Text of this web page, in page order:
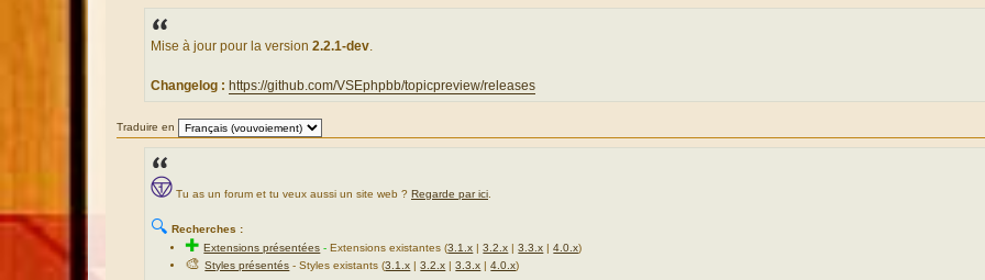
Mise à jour pour la version 2.2.1-dev.
Changelog : https://github.com/VSEphpbb/topicpreview/releases
Traduire en
Tu as un forum et tu veux aussi un site web ? Regarde par ici
🔍 Recherches :
✚Extensions présentées -Extensions existantes (3.1.x |3.2.x |3.3.x |4.0.x)
🎨Styles présentés - Styles existants (3.1.x |3.2.x |3.3.x |4.0.x)